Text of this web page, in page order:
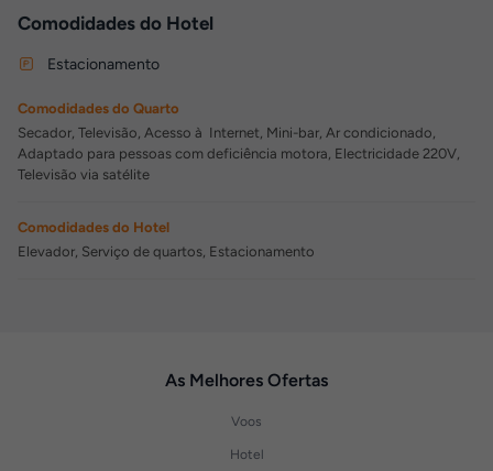
Comodidades do Hotel
Estacionamento
Comodidades do Quarto
Secador, Televisão, Acesso à Internet, Mini-bar, Ar condicionado,
Adaptado para pessoas com deficiência motora, Electricidade 220V,
Televisão via satélite
Comodidades do Hotel
Elevador, Serviço de quartos, Estacionamento
As Melhores Ofertas
Voos
Hotel